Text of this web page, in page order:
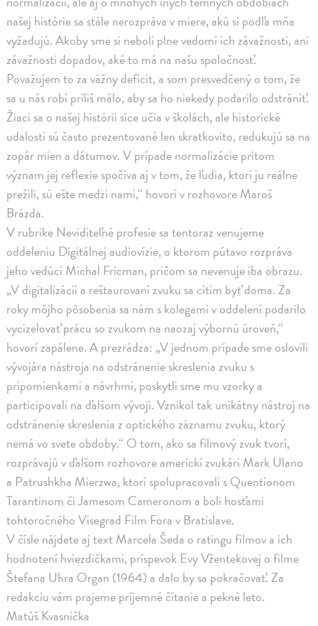
našej histórie sa stále nerozpráva v miere, akú si podľa mňa
vyžadujú. Akoby sme si neboli plne vedomí ich závažnosti, ani
závažnosti dopadov, aké to má na našu spoločnosť.
Považujem to za vážny deficit, a som presvedčený o tom, že
sa u nás robí príliš málo, aby sa ho niekedy podarilo odstrániť.
Žiaci sa o našej histórii síce učia v školách, ale historické
udalosti sú často prezentované len skratkovito, redukujú sa na
zopár mien a dátumov. V prípade normalizácie pritom
význam jej reflexie spočíva aj v tom, že ľudia, ktorí ju reálne
prežili, sú ešte medzi nami,“ hovorí v rozhovore Maroš
Brázda.
V rubrike Neviditeľné profesie sa tentoraz venujeme
oddeleniu Digitálnej audiovízie, o ktorom pútavo rozpráva
jeho vedúci Michal Fricman, pričom sa nevenuje iba obrazu.
„V digitalizácií a reštaurovaní zvuku sa cítim byť doma. Za
roky môjho pôsobenia sa nám s kolegami v oddelení podarilo
vycizelovať prácu so zvukom na naozaj výbornú úroveň,“
hovorí zapálene. A prezrádza: „V jednom prípade sme oslovili
vývojára nástroja na odstránenie skreslenia zvuku s
pripomienkami a návrhmi, poskytli sme mu vzorky a
participovali na ďalšom vývoji. Vznikol tak unikátny nástroj na
odstránenie skreslenia z optického záznamu zvuku, ktorý
nemá vo svete obdoby.“ O tom, ako sa filmový zvuk tvorí,
rozprávajú v ďalšom rozhovore americkí zvukári Mark Ulano
a Patrushkha Mierzwa, ktorí spolupracovali s Quentionom
Tarantinom či Jamesom Cameronom a boli hosťami
tohtoročného Visegrad Film Fora v Bratislave.
V čísle nájdete aj text Marcela Šeda o ratingu filmov a ich
hodnotení hviezdičkami, príspevok Evy Vžentekovej o filme
Štefana Uhra Organ (1964) a dalo by sa pokračovať. Za
redakciu vám prajeme príjemné čítanie a pekné leto.
Matúš Kvasnička